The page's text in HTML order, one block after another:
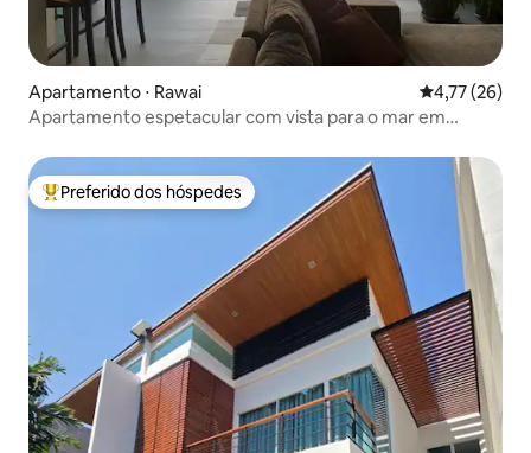
Apartamento ⋅ Rawai 4,77 de uma
4,77 (26)
Apartamento espetacular com vista para o mar em
Entre os melhores preferidos dos hóspedes
Preferido dos hóspedes